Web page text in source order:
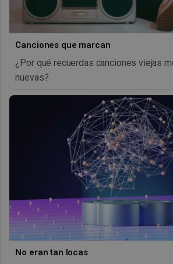
Canciones que marcan
¿Por qué recuerdas canciones viejas
nuevas?
No eran tan locas